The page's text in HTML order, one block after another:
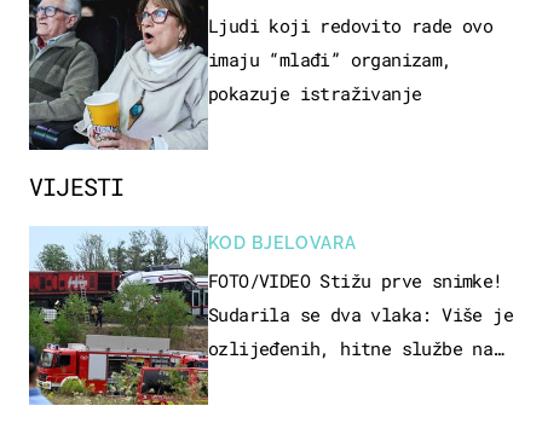
VIJESTI
KOD BJELOVARA
FOTO/VIDEO Stižu prve snimke!
Sudarila se dva vlaka: Više je
ozlijeđenih, hitne službe na
OSOBA
Ljudi koji redovito rade ovo
imaju “mlađi” organizam,
pokazuje istraživanje